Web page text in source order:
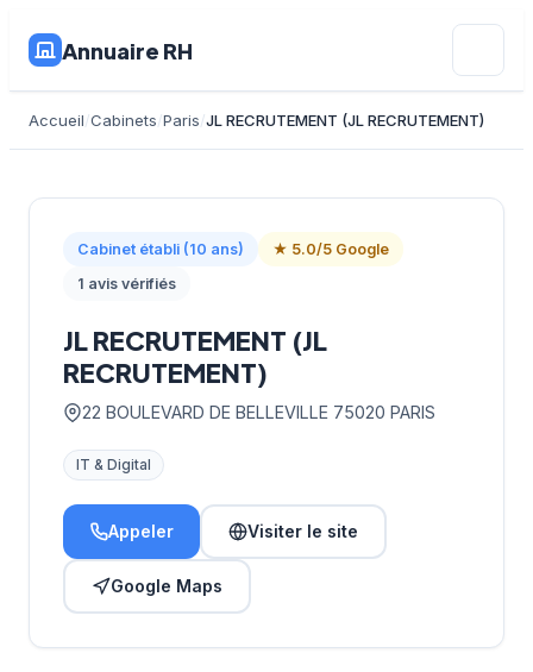
Annuaire RH
Accueil Cabinets Paris JL RECRUTEMENT (JL RECRUTEMENT)
Cabinet établi (10 ans)
★ 5.0/5 Google
1 avis vérifiés
JL RECRUTEMENT (JL
RECRUTEMENT)
22 BOULEVARD DE BELLEVILLE 75020 PARIS
IT & Digital
Appeler Visiter le site
Google Maps